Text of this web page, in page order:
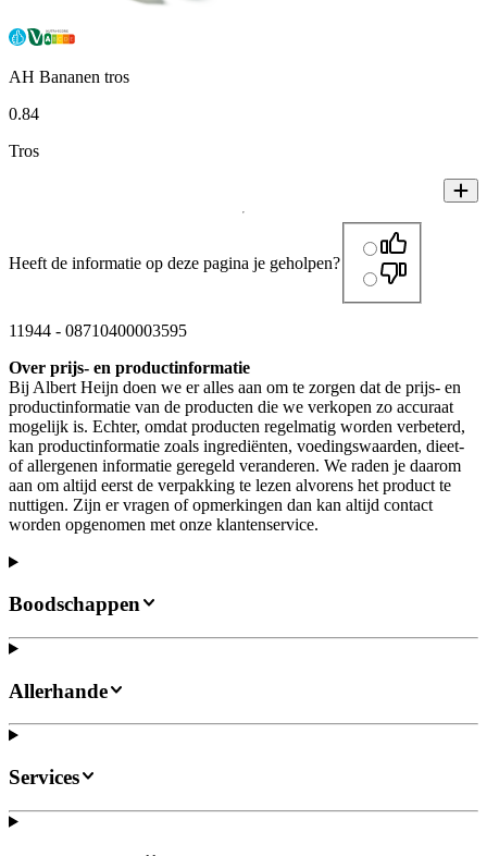
AH Bananen tros
0.84
Tros
Heeft de informatie op deze pagina je geholpen?
11944 - 08710400003595
Over prijs- en productinformatie
Bij Albert Heijn doen we er alles aan om te zorgen dat de prijs- en
productinformatie van de producten die we verkopen zo accuraat
mogelijk is. Echter, omdat producten regelmatig worden verbeterd,
kan productinformatie zoals ingrediënten, voedingswaarden, dieet-
of allergenen informatie geregeld veranderen. We raden je daarom
aan om altijd eerst de verpakking te lezen alvorens het product te
nuttigen. Zijn er vragen of opmerkingen dan kan altijd contact
worden opgenomen met onze klantenservice.
Boodschappen
Allerhande
Services